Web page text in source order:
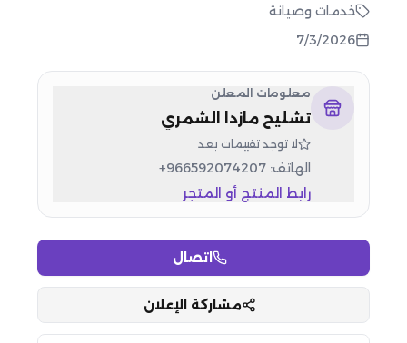
خدمات وصيانة
7/3/2026
معلومات المعلن
تشليح مازدا الشمري
لا توجد تقييمات بعد
الهاتف: +966592074207
رابط المنتج أو المتجر
اتصال
مشاركة الإعلان